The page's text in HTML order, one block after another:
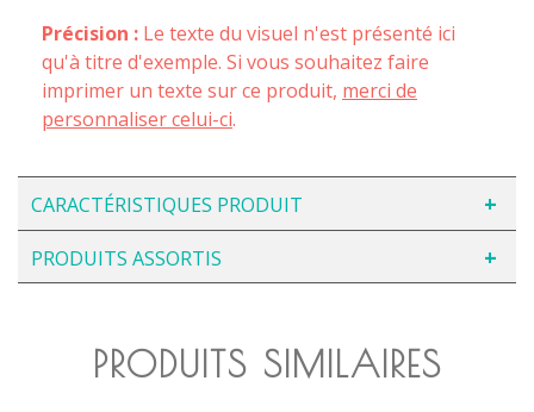
Précision : Le texte du visuel n'est présenté ici
qu'à titre d'exemple. Si vous souhaitez faire
imprimer un texte sur ce produit, merci de
personnaliser celui-ci.
CARACTÉRISTIQUES PRODUIT
PRODUITS ASSORTIS
PRODUITS SIMILAIRES